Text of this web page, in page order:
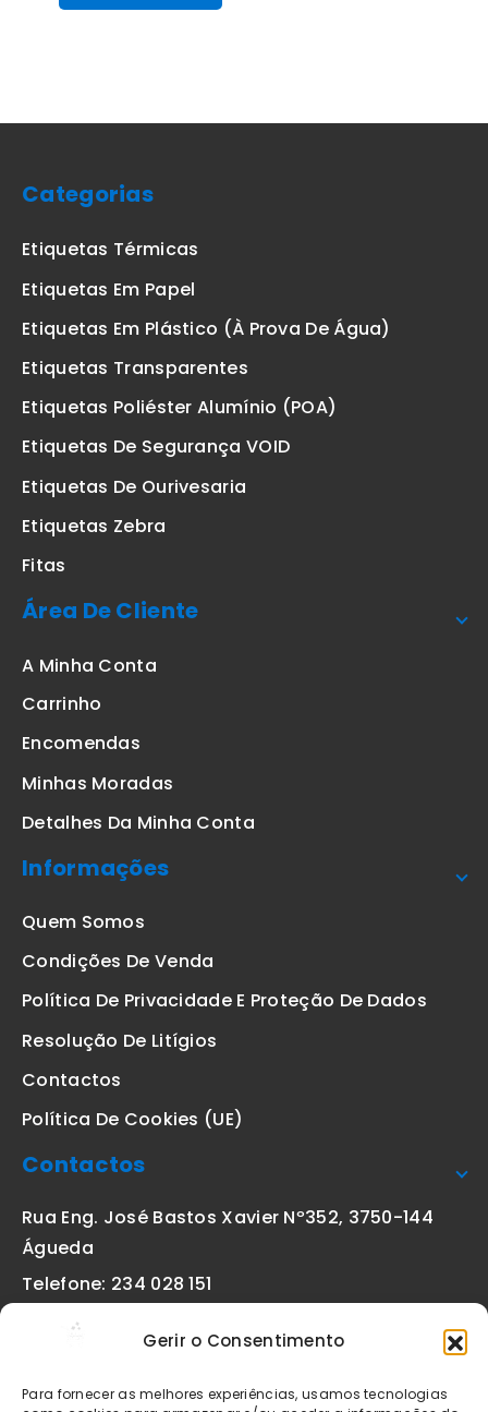
Gerir o Consentimento
Para fornecer as melhores experiências, usamos tecnologias
Categorias
Etiquetas Térmicas
Etiquetas Em Papel
Etiquetas Em Plástico (à Prova De Água)
Etiquetas Transparentes
Etiquetas Poliéster Alumínio (POA)
Etiquetas De Segurança VOID
Etiquetas De Ourivesaria
Etiquetas Zebra
Fitas
Área De Cliente
A Minha Conta
Carrinho
Encomendas
Minhas Moradas
Detalhes Da Minha Conta
Informações
Quem Somos
Condições De Venda
Política De Privacidade E Proteção De Dados
Resolução De Litígios
Contactos
Política De Cookies (UE)
Contactos
Rua Eng. José Bastos Xavier Nº352, 3750-144
Águeda
Telefone: 234 028 151
geral@etiquetas-online.pt